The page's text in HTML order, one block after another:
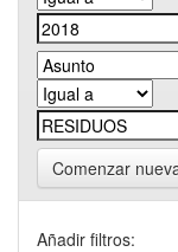
Comenzar
Añadir filtros: